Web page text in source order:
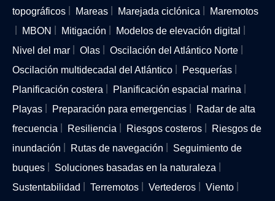
topográficos
Mareas Marejada ciclónica
Maremotos
MBON
Mitigación
Modelos de elevación digital
Nivel del mar
Olas
Oscilación del Atlántico Norte
Oscilación multidecadal del Atlántico
Pesquerías
Planificación costera
Planificación espacial marina
Playas
Preparación para emergencias
Radar de alta
frecuencia
Resiliencia Riesgos costeros
Riesgos de
inundación
Rutas de navegación
Seguimiento de
buques
Soluciones basadas en la naturaleza
Sustentabilidad
Terremotos Vertederos
Viento